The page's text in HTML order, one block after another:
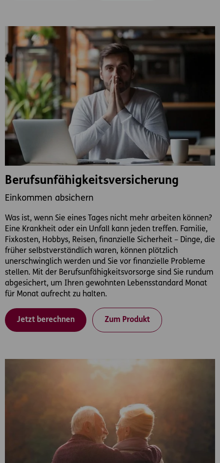
Berufsunfähigkeitsversicherung
Einkommen absichern
Was ist, wenn Sie eines Tages nicht mehr arbeiten können?
Eine Krankheit oder ein Unfall kann jeden treffen. Familie,
Fixkosten, Hobbys, Reisen, finanzielle Sicherheit – Dinge, die
früher selbstverständlich waren, können plötzlich
unerschwinglich werden und Sie vor finanzielle Probleme
stellen. Mit der Berufsunfähigkeitsvorsorge sind Sie rundum
abgesichert, um Ihren gewohnten Lebensstandard Monat
für Monat aufrecht zu halten.
Jetzt berechnen Zum Produkt